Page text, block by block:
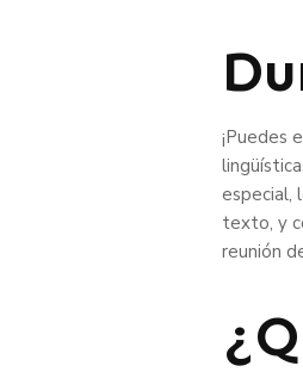
¡Puedes
especial,
texto, y
reunión